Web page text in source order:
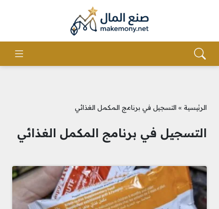
الرئيسية » التسجيل في برنامج المكمل الغذائي
التسجيل في برنامج المكمل الغذائي